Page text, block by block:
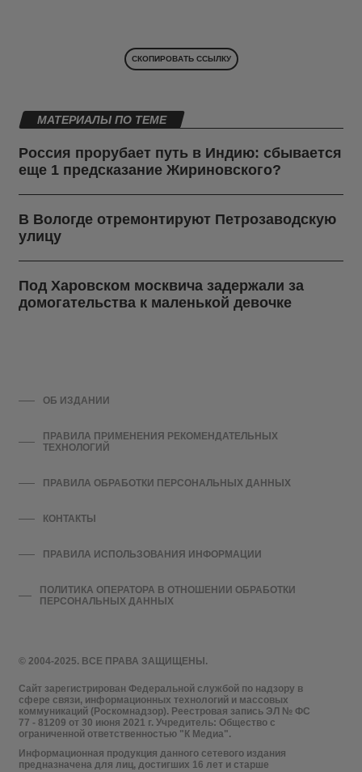
СКОПИРОВАТЬ ССЫЛКУ
МАТЕРИАЛЫ ПО ТЕМЕ
Россия прорубает путь в Индию: сбывается
еще 1 предсказание Жириновского?
В Вологде отремонтируют Петрозаводскую
улицу
Под Харовском москвича задержали за
домогательства к маленькой девочке
© 2004-2025. ВСЕ ПРАВА ЗАЩИЩЕНЫ.
Сайт зарегистрирован Федеральной службой по надзору в
сфере связи, информационных технологий и массовых
коммуникаций (Роскомнадзор). Реестровая запись ЭЛ № ФС
77 - 81209 от 30 июня 2021 г. Учредитель: Общество с
ограниченной ответственностью "К Медиа".
Информационная продукция данного сетевого издания
предназначена для лиц, достигших 16 лет и старше
ОБ ИЗДАНИИ
ПРАВИЛА ПРИМЕНЕНИЯ РЕКОМЕНДАТЕЛЬНЫХ
ТЕХНОЛОГИЙ
ПРАВИЛА ОБРАБОТКИ ПЕРСОНАЛЬНЫХ ДАННЫХ
КОНТАКТЫ
ПРАВИЛА ИСПОЛЬЗОВАНИЯ ИНФОРМАЦИИ
ПОЛИТИКА ОПЕРАТОРА В ОТНОШЕНИИ ОБРАБОТКИ
ПЕРСОНАЛЬНЫХ ДАННЫХ